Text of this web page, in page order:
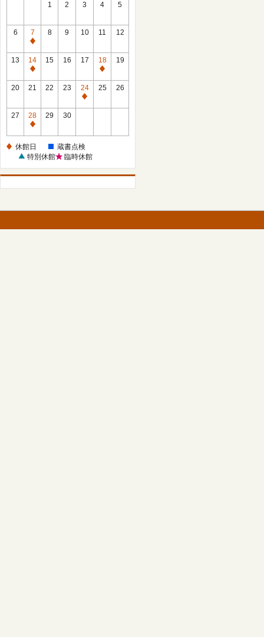
1 2 3 4 5
6
7
休
館
日
8 9 10 11 12
13
14
休
館
15 16 17
18
休
館
19
20 21 22 23
24
休
25 26
27
28
休
日
29 30
休館日
蔵書点検
特別休館
臨時休館